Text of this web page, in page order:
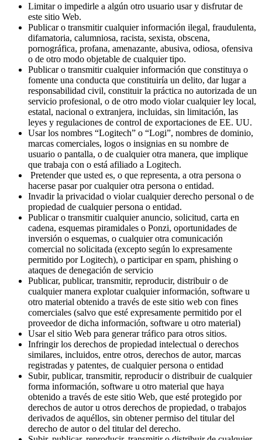
Limitar o impedirle a algún otro usuario usar y disfrutar de
este sitio Web.
Publicar o transmitir cualquier información ilegal, fraudulenta,
difamatoria, calumniosa, racista, sexista, obscena,
pornográfica, profana, amenazante, abusiva, odiosa, ofensiva
o de otro modo objetable de cualquier tipo.
Publicar o transmitir cualquier información que constituya o
fomente una conducta que constituiría un delito, dar lugar a
responsabilidad civil, constituir la práctica no autorizada de un
servicio profesional, o de otro modo violar cualquier ley local,
estatal, nacional o extranjera, incluidas, sin limitación, las
leyes y regulaciones de control de exportaciones de EE. UU.
Usar los nombres “Logitech” o “Logi”, nombres de dominio,
marcas comerciales, logos o insignias en su nombre de
usuario o pantalla, o de cualquier otra manera, que implique
que trabaja con o está afiliado a Logitech.
Pretender que usted es, o que representa, a otra persona o
hacerse pasar por cualquier otra persona o entidad.
Invadir la privacidad o violar cualquier derecho personal o de
propiedad de cualquier persona o entidad.
Publicar o transmitir cualquier anuncio, solicitud, carta en
cadena, esquemas piramidales o Ponzi, oportunidades de
inversión o esquemas, o cualquier otra comunicación
comercial no solicitada (excepto según lo expresamente
permitido por Logitech), o participar en spam, phishing o
ataques de denegación de servicio
Publicar, publicar, transmitir, reproducir, distribuir o de
cualquier manera explotar cualquier información, software u
otro material obtenido a través de este sitio web con fines
comerciales (salvo que esté expresamente permitido por el
proveedor de dicha información, software u otro material)
Usar el sitio Web para generar tráfico para otros sitios.
Infringir los derechos de propiedad intelectual o derechos
similares, incluidos, entre otros, derechos de autor, marcas
registradas y patentes, de cualquier persona o entidad
Subir, publicar, transmitir, reproducir o distribuir de cualquier
forma información, software u otro material que haya
obtenido a través de este sitio Web, que esté protegido por
derechos de autor u otros derechos de propiedad, o trabajos
derivados de aquéllos, sin obtener permiso del titular del
derecho de autor o del titular del derecho.